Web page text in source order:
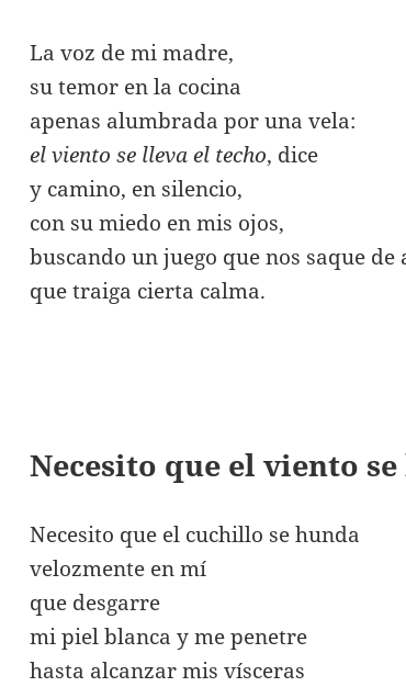
La voz de mi madre,
su temor en la cocina
apenas alumbrada por una vela:
el viento se lleva el techo, dice
y camino, en silencio,
con su miedo en mis ojos,
buscando un juego que nos saque de
que traiga cierta calma.
Necesito que el viento
Necesito que el cuchillo se hunda
velozmente en mí
que desgarre
mi piel blanca y me penetre
hasta alcanzar mis vísceras